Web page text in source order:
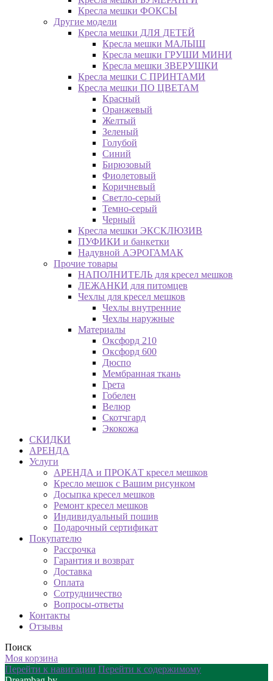
Кресла мешки ФОКСЫ
Другие модели
Кресла мешки ДЛЯ ДЕТЕЙ
Кресла мешки МАЛЫШ
Кресла мешки ГРУШИ МИНИ
Кресла мешки ЗВЕРУШКИ
Кресла мешки С ПРИНТАМИ
Кресла мешки ПО ЦВЕТАМ
Красный
Оранжевый
Желтый
Зеленый
Голубой
Синий
Бирюзовый
Фиолетовый
Коричневый
Светло-серый
Темно-серый
Черный
Кресла мешки ЭКСКЛЮЗИВ
ПУФИКИ и банкетки
Надувной АЭРОГАМАК
Прочие товары
НАПОЛНИТЕЛЬ для кресел мешков
ЛЕЖАНКИ для питомцев
Чехлы для кресел мешков
Чехлы внутренние
Чехлы наружные
Материалы
Оксфорд 210
Оксфорд 600
Дюспо
Мембранная ткань
Грета
Гобелен
Велюр
Скотчгард
Экокожа
СКИДКИ
АРЕНДА
Услуги
АРЕНДА и ПРОКАТ кресел мешков
Кресло мешок с Вашим рисунком
Досыпка кресел мешков
Ремонт кресел мешков
Индивидуальный пошив
Подарочный сертификат
Покупателю
Рассрочка
Гарантия и возврат
Доставка
Оплата
Сотрудничество
Вопросы-ответы
Контакты
Отзывы
Поиск
Моя корзина
Перейти к навигации Перейти к содержимому